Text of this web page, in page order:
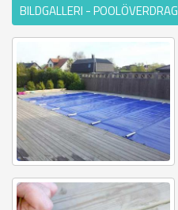
BILDGALLERI - POOLÖVERDRAG